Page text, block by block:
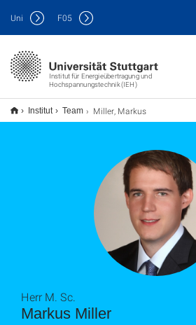
Institut für Energieübertragung und
Hochspannungstechnik (IEH)
Uni F05
Institut Team Miller, Markus
Markus Miller
Herr M. Sc.